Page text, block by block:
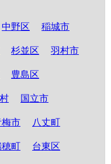
中野区 稲城市
杉並区 羽村市
豊島区
国立市
梅市 八丈町
穂町 台東区